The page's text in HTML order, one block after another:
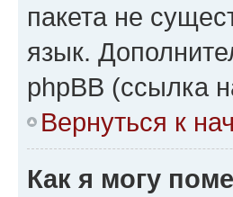
пакета не
язык.
phpBB (ссылка
Вернуться к
Как я могу